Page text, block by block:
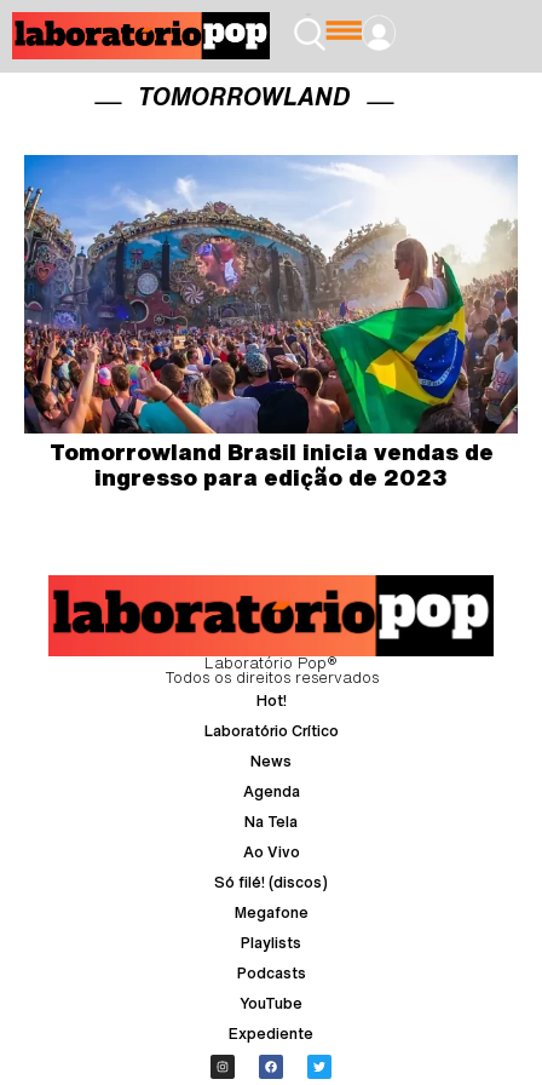
TOMORROWLAND
Tomorrowland Brasil inicia vendas de
ingresso para edição de 2023
Laboratório Pop®
Todos os direitos reservados
Hot!
Laboratório Crítico
News
Agenda
Na Tela
Ao Vivo
Só filé! (discos)
Megafone
Playlists
Podcasts
YouTube
Expediente